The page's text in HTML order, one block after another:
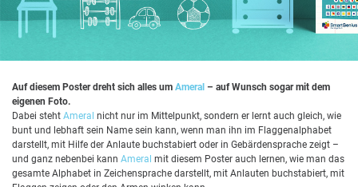
Auf diesem Poster dreht sich alles um Ameral – auf Wunsch sogar mit dem
eigenen Foto.
Dabei steht Ameral nicht nur im Mittelpunkt, sondern er lernt auch gleich, wie
bunt und lebhaft sein Name sein kann, wenn man ihn im Flaggenalphabet
darstellt, mit Hilfe der Anlaute buchstabiert oder in Gebärdensprache zeigt –
und ganz nebenbei kann Ameral mit diesem Poster auch lernen, wie man das
gesamte Alphabet in Zeichensprache darstellt, mit Anlauten buchstabiert, mit